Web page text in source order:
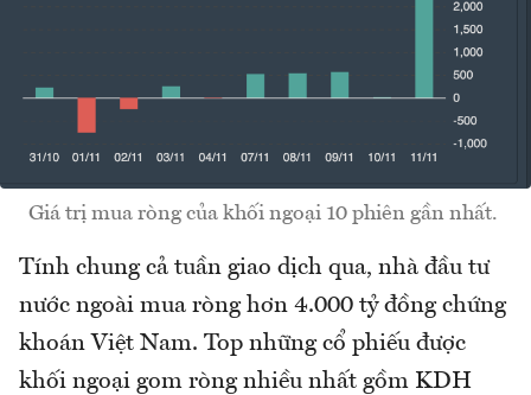
Giá trị mua ròng của khối ngoại 10 phiên gần nhất.
Tính chung cả tuần giao dịch qua, nhà đầu tư
nước ngoài mua ròng hơn 4.000 tỷ đồng chứng
khoán Việt Nam. Top những cổ phiếu được
khối ngoại gom ròng nhiều nhất gồm KDH